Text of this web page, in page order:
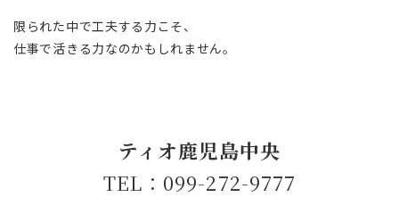
限られた中で工夫する力こそ、
仕事で活きる力なのかもしれません。
ティオ鹿児島中央
TEL：099-272-9777